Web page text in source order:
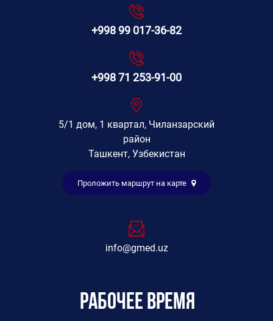
+998 99 017-36-82
+998 71 253-91-00
5/1 дом, 1 квартал, Чиланзарский
район
Ташкент, Узбекистан
Проложить маршрут на карте
info@gmed.uz
Рабочее время